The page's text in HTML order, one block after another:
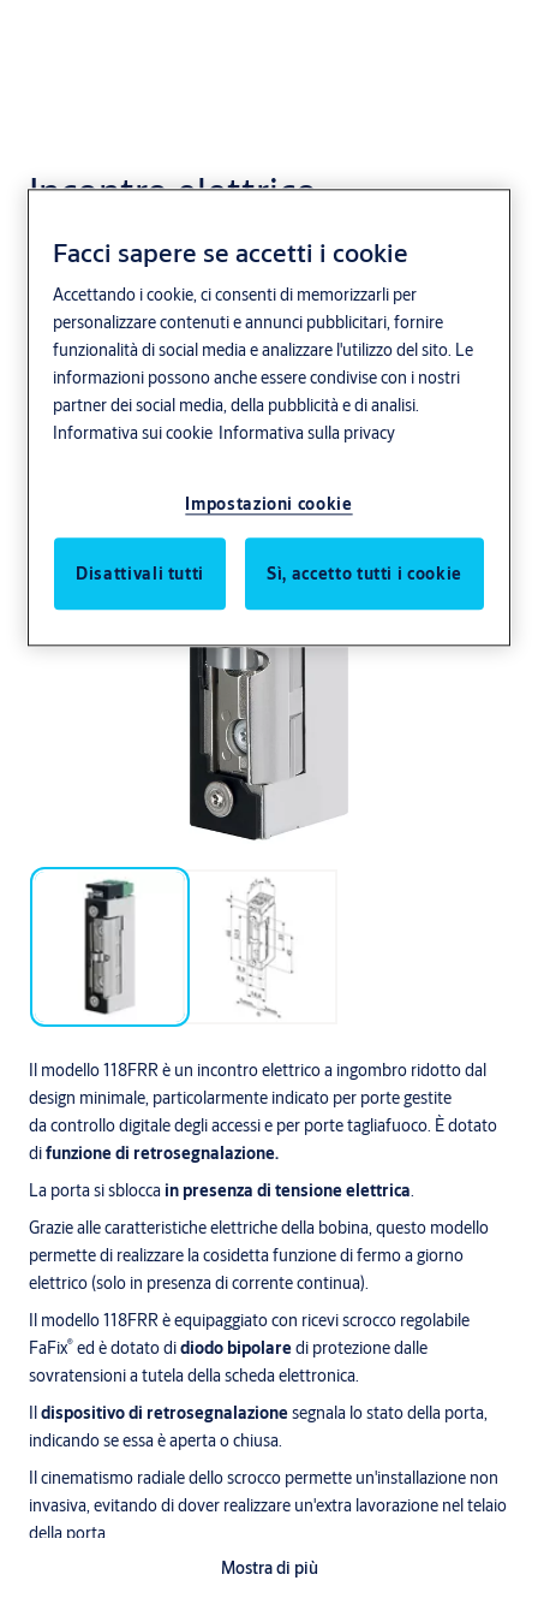
Incontro elettrico
118FRR
effeff Porta sbloccata in presenza di tensione
Diodo di protezione Retrosegnalazione
Il modello 118FRR è un incontro elettrico a ingombro ridotto dal
design minimale, particolarmente indicato per porte gestite
da controllo digitale degli accessi e per porte tagliafuoco. È dotato
difunzione di retrosegnalazione.
La porta si sblocca in presenza di tensione elettrica.
Grazie alle caratteristiche elettriche della bobina, questo modello
permette di realizzare la cosidetta funzione di fermo a giorno
elettrico (solo in presenza di corrente continua).
Il modello 118FRR è equipaggiato con ricevi scrocco regolabile
FaFix® ed è dotato didiodo bipolaredi protezione dalle
sovratensioni a tutela della scheda elettronica.
Ildispositivo di retrosegnalazionesegnala lo stato della porta,
indicando se essa è aperta o chiusa.
Il cinematismo radiale dello scrocco permette un'installazione non
invasiva, evitando di dover realizzare un'extra lavorazione nel telaio
della porta.
Mostra di più
Facci sapere se accetti i cookie
Accettando i cookie, ci consenti di memorizzarli per
personalizzare contenuti e annunci pubblicitari, fornire
funzionalità di social media e analizzare l'utilizzo del sito. Le
informazioni possono anche essere condivise con i nostri
partner dei social media, della pubblicità e di analisi.
Informativa sui cookie Informativa sulla privacy
Impostazioni cookie
Disattivali tutti Sì, accetto tutti i cookie